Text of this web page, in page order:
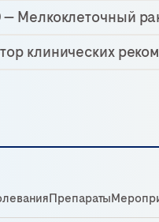
— Мелкоклеточный
клинических
Препараты